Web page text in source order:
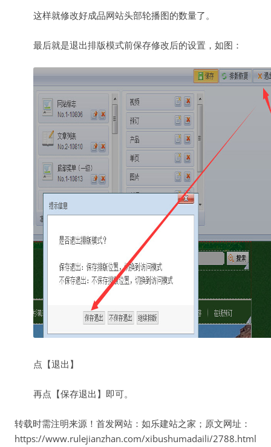
这样就修改好成品网站头部轮播图的数量了。
最后就是退出排版模式前保存修改后的设置，如图：
点【退出】
再点【保存退出】即可。
转载时需注明来源！首发网站：如乐建站之家；原文网址：
https://www.rulejianzhan.com/xibushumadaili/2788.html